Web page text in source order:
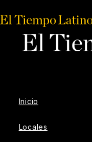
Inicio
Locales